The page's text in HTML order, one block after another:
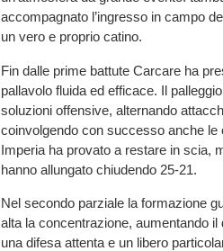
accompagnato l’ingresso in campo
un vero e proprio catino.
Fin dalle prime battute Carcare ha
pallavolo fluida ed efficace. Il
soluzioni offensive, alternando
coinvolgendo con successo anche
Imperia ha provato a restare in scia,
hanno allungato chiudendo 25-21.
Nel secondo parziale la formazione
alta la concentrazione, aumentando
una difesa attenta e un libero